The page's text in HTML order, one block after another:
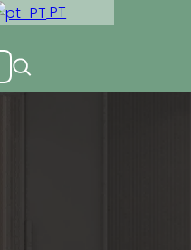
PT